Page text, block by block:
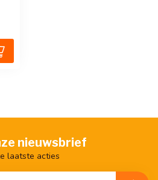
nieuwsbrief
laatste acties